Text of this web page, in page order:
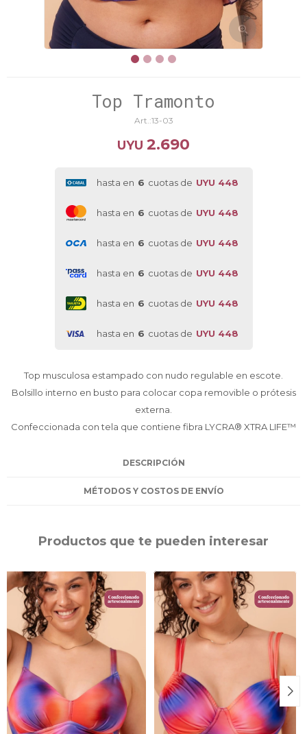
Top Tramonto
13-03
UYU 2.690
hasta en 6 cuotas de UYU 448
hasta en 6 cuotas de UYU 448
hasta en 6 cuotas de UYU 448
hasta en 6 cuotas de UYU 448
hasta en 6 cuotas de UYU 448
hasta en 6 cuotas de UYU 448
Top musculosa estampado con nudo regulable en escote.
Bolsillo interno en busto para colocar copa removible o prótesis
externa.
Confeccionada con tela que contiene fibra LYCRA® XTRA LIFE™
DESCRIPCIÓN
MÉTODOS Y COSTOS DE ENVÍO
Productos que te pueden interesar